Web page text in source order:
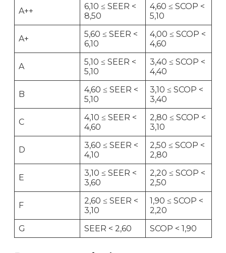
A++
6,10 ≤ SEER <
8,50
4,60 ≤ SCOP <
5,10
A+
5,60 ≤ SEER <
6,10
4,00 ≤ SCOP <
4,60
A
5,10 ≤ SEER <
5,10
3,40 ≤ SCOP <
4,40
B
4,60 ≤ SEER <
5,10
3,10 ≤ SCOP <
3,40
C
4,10 ≤ SEER <
4,60
2,80 ≤ SCOP <
3,10
D
3,60 ≤ SEER <
4,10
2,50 ≤ SCOP <
2,80
E
3,10 ≤ SEER <
3,60
2,20 ≤ SCOP <
2,50
F
2,60 ≤ SEER <
3,10
1,90 ≤ SCOP <
2,20
G
SEER < 2,60 SCOP < 1,90